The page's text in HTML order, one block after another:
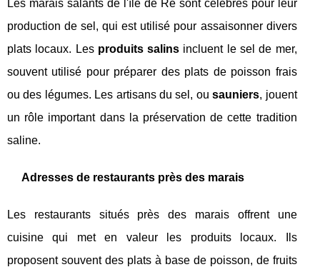
Les marais salants de l'île de Ré sont célèbres pour leur
production de sel, qui est utilisé pour assaisonner divers
plats locaux. Les produits salins incluent le sel de mer,
souvent utilisé pour préparer des plats de poisson frais
ou des légumes. Les artisans du sel, ousauniers, jouent
un rôle important dans la préservation de cette tradition
saline.
Adresses de restaurants près des marais
Les restaurants situés près des marais offrent une
cuisine qui met en valeur les produits locaux. Ils
proposent souvent des plats à base de poisson, de fruits